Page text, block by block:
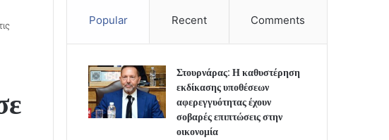
Popular Recent Comments
Στουρνάρας: Η καθυστέρηση
εκδίκασης υποθέσεων
αφερεγγυότητας έχουν
σοβαρές επιπτώσεις στην
οικονομία